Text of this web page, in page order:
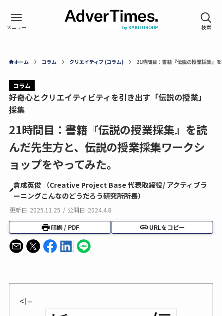
ホーム コラム クリエイティブ (コラム) 21時間目：書籍『伝説の授業採集』
コラム
好奇心とクリエイティビティを引き出す「伝説の授業」
採集
21時間目：書籍『伝説の授業採集』を読
んだ先生方と、伝説の授業採集ワークシ
ョップをやってみた。
倉成英俊 （Creative Project Base 代表取締役/ アクティブラ
ーニングこんなのどうだろう研究所所長）
更新日 2025.11.25 / 公開日 2024.4.8
印刷 / PDF URLをコピー
<!–